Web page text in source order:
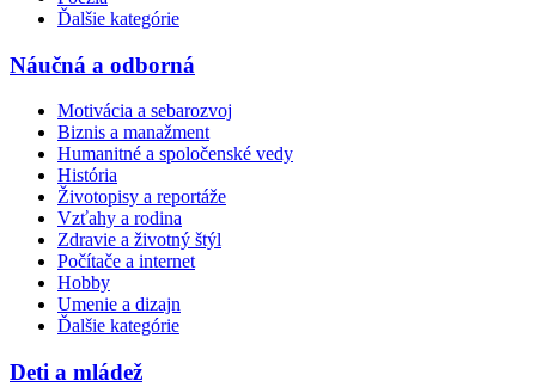
Ďalšie kategórie
Náučná a odborná
Motivácia a sebarozvoj
Biznis a manažment
Humanitné a spoločenské vedy
História
Životopisy a reportáže
Vzťahy a rodina
Zdravie a životný štýl
Počítače a internet
Hobby
Umenie a dizajn
Ďalšie kategórie
Deti a mládež